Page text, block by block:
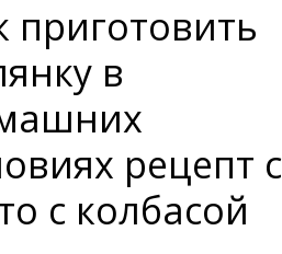
приготовить
в
рецепт с
с колбасой